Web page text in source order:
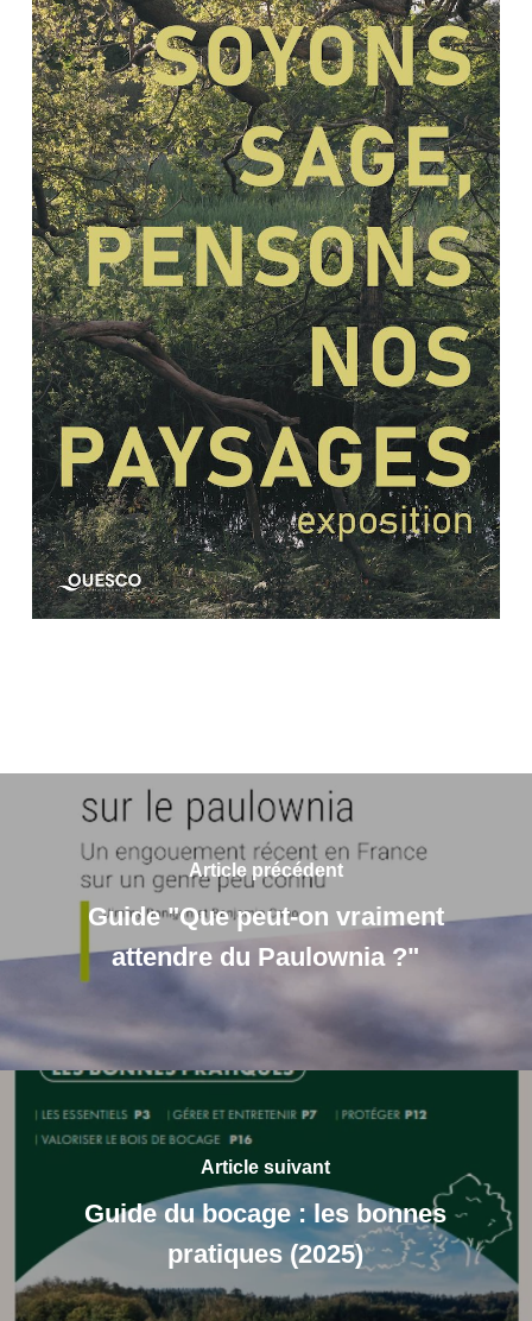
Article précédent
Guide "Que peut-on vraiment
attendre du Paulownia ?"
Article suivant
Guide du bocage : les bonnes
pratiques (2025)